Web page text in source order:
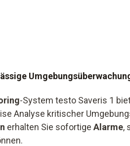
-System testo Saveris 1
Analyse kritischer
erhalten Sie sofortige Alarme,